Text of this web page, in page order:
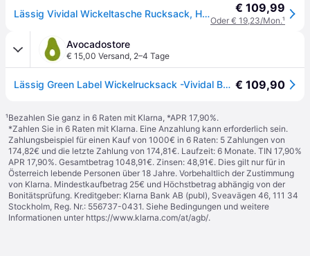
Lässig Vividal Wickeltasche Rucksack, Humus € 109,99
Oder € 19,23/Mon.¹
Avocadostore
€ 15,00 Versand, 2–4 Tage
Lässig Green Label Wickelrucksack -Vividal Backpack - Anthrazit € 109,90
¹Bezahlen Sie ganz in 6 Raten mit Klarna, *APR 17,90%.
*Zahlen Sie in 6 Raten mit Klarna. Eine Anzahlung kann erforderlich sein.
Zahlungsbeispiel für einen Kauf von 1000€ in 6 Raten: 5 Zahlungen von
174,82€ und die letzte Zahlung von 174,81€. Laufzeit: 6 Monate. TIN 17,90%
APR 17,90%. Gesamtbetrag 1048,91€. Zinsen: 48,91€. Dies gilt nur für in
Österreich lebende Personen über 18 Jahre. Vorbehaltlich der Zustimmung
von Klarna. Mindestkaufbetrag 25€ und Höchstbetrag abhängig von der
Bonitätsprüfung. Kreditgeber: Klarna Bank AB (publ), Sveavägen 46, 111 34
Stockholm, Reg. Nr.: 556737-0431. Siehe Bedingungen und weitere
Informationen unter https://www.klarna.com/at/agb/.